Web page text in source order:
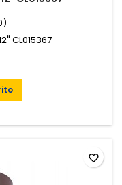
CL015367
favorite_border